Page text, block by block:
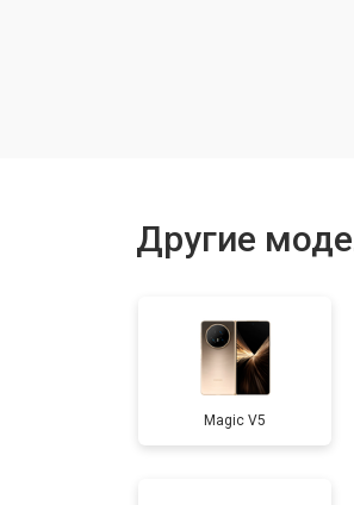
Замена задней
Замена дисплея
Другие
Magic V5